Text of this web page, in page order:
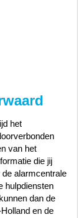
het
van het
die jij
alarmcentrale
hulpdiensten
dan de
en de